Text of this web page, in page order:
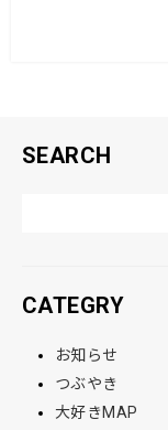
SEARCH
CATEGRY
お知らせ
つぶやき
大好きMAP